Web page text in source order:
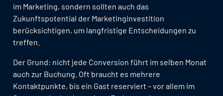
im Marketing, sondern sollten auch das
Zukunftspotential der Marketinginvestition
berücksichtigen, um langfristige Entscheidungen zu
treffen.
Der Grund: nicht jede Conversion führt im selben Monat
auch zur Buchung. Oft braucht es mehrere
Kontaktpunkte, bis ein Gast reserviert – vor allem im